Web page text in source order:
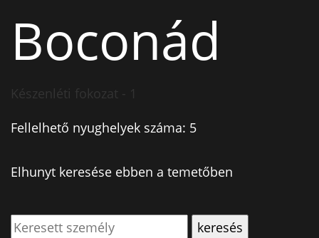
Boconád
Készenléti fokozat - 1
Fellelhető nyughelyek száma: 5
Elhunyt keresése ebben a temetőben